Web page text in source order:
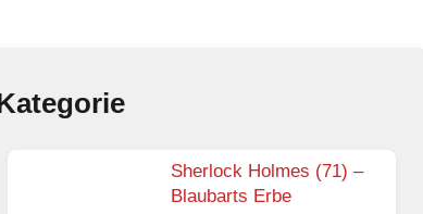
Sherlock Holmes (71) –
Blaubarts Erbe